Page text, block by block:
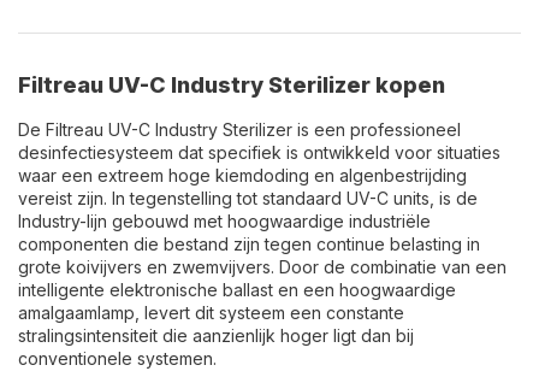
Filtreau UV-C Industry Sterilizer kopen
De Filtreau UV-C Industry Sterilizer is een professioneel
desinfectiesysteem dat specifiek is ontwikkeld voor situaties
waar een extreem hoge kiemdoding en algenbestrijding
vereist zijn. In tegenstelling tot standaard UV-C units, is de
Industry-lijn gebouwd met hoogwaardige industriële
componenten die bestand zijn tegen continue belasting in
grote koivijvers en zwemvijvers. Door de combinatie van een
intelligente elektronische ballast en een hoogwaardige
amalgaamlamp, levert dit systeem een constante
stralingsintensiteit die aanzienlijk hoger ligt dan bij
conventionele systemen.